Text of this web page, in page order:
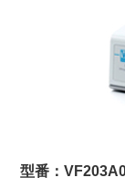
型番：